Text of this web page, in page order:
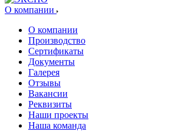
О компании
О компании
Производство
Сертификаты
Документы
Галерея
Отзывы
Вакансии
Реквизиты
Наши проекты
Наша команда